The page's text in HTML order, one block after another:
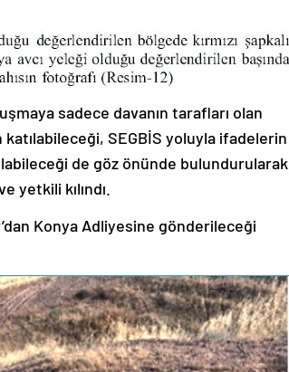
sadece davanın tarafları olan
SEGBİS yoluyla ifadelerin
de göz önünde bulundurularak
yetkili kılındı.
Konya Adliyesine gönderileceği